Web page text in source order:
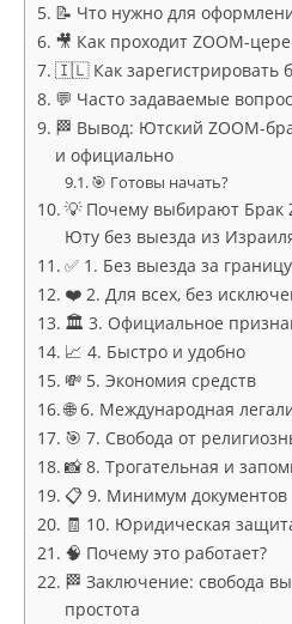
📝 Что нужно для
🎥 Как проходит ZOOM-
🇮🇱 Как зарегистрировать
💬 Часто задаваемые
🏁 Вывод: Ютский ZOOM-
и официально
🎯 Готовы начать?
💡 Почему выбирают Брак
Юту без выезда из
✅ 1. Без выезда за границу
❤️ 2. Для всех, без
🏛 3. Официальное
📈 4. Быстро и удобно
💸 5. Экономия средств
🌐 6. Международная
🎯 7. Свобода от
📸 8. Трогательная и
📋 9. Минимум документов
🧾 10. Юридическая
🧠 Почему это работает?
🏁 Заключение: свобода
простота